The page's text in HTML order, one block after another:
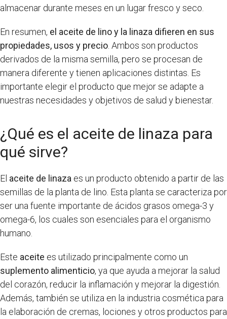
almacenar durante meses en un lugar fresco y seco.
En resumen, el aceite de lino y la linaza difieren en sus
propiedades, usos y precio . Ambos son productos
derivados de la misma semilla, pero se procesan de
manera diferente y tienen aplicaciones distintas. Es
importante elegir el producto que mejor se adapte a
nuestras necesidades y objetivos de salud y bienestar.
¿Qué es el aceite de linaza para
qué sirve?
El aceite de linaza es un producto obtenido a partir de las
semillas de la planta de lino. Esta planta se caracteriza por
ser una fuente importante de ácidos grasos omega-3 y
omega-6, los cuales son esenciales para el organismo
humano.
Este aceite es utilizado principalmente como un
suplemento alimenticio, ya que ayuda a mejorar la salud
del corazón, reducir la inflamación y mejorar la digestión.
Además, también se utiliza en la industria cosmética para
la elaboración de cremas, lociones y otros productos para